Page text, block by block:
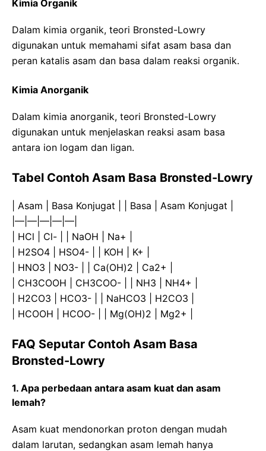
Kimia Organik
Dalam kimia organik, teori Bronsted-Lowry
digunakan untuk memahami sifat asam basa dan
peran katalis asam dan basa dalam reaksi organik.
Kimia Anorganik
Dalam kimia anorganik, teori Bronsted-Lowry
digunakan untuk menjelaskan reaksi asam basa
antara ion logam dan ligan.
Tabel Contoh Asam Basa Bronsted-Lowry
| Asam | Basa Konjugat | | Basa | Asam Konjugat |
|—|—|—|—|—|
| HCl | Cl- | | NaOH | Na+ |
| H2SO4 | HSO4- | | KOH | K+ |
| HNO3 | NO3- | | Ca(OH)2 | Ca2+ |
| CH3COOH | CH3COO- | | NH3 | NH4+ |
| H2CO3 | HCO3- | | NaHCO3 | H2CO3 |
| HCOOH | HCOO- | | Mg(OH)2 | Mg2+ |
FAQ Seputar Contoh Asam Basa
Bronsted-Lowry
1. Apa perbedaan antara asam kuat dan asam
lemah?
Asam kuat mendonorkan proton dengan mudah
dalam larutan, sedangkan asam lemah hanya